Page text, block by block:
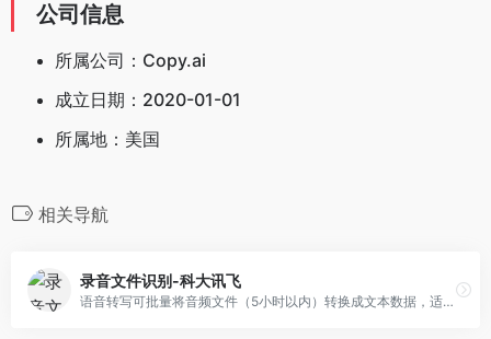
公司信息
所属公司： Copy.ai
成立日期： 2020-01-01
所属地： 美国
相关导航
录音文件识别-科大讯飞
语音转写可批量将音频文件（5小时以内）转换成文本数据，适用于语音质检、会议访谈等场景，可提供公有云接口及私有化部署方案